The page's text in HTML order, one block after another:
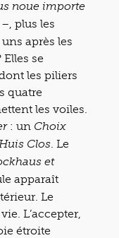
noue importe
–, plus les
après les
se
les piliers
quatre
les voiles.
: un Choix
Clos . Le
et
apparaît
Le
L’accepter,
étroite